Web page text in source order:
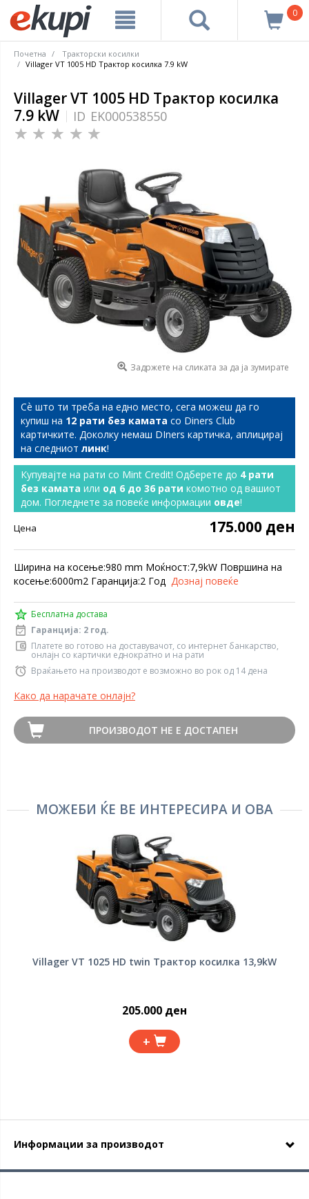
0
Почетна
Тракторски косилки
Villager VT 1005 HD Tрактор косилка 7.9 kW
Villager VT 1005 HD Tрактор косилка
7.9 kW
ID EK000538550
Задржете на сликата за да ја зумирате
Сѐ што ти треба на едно место, сега можеш да го
купиш на 12 рати без камата со Diners Club
картичките. Доколку немаш DIners картичка, аплицирај
на следниот линк!
Купувајте на рати со Mint Credit! Одберете до 4 рати
без камата или од 6 до 36 рати комотно од вашиот
дом. Погледнете за повеќе информации овде!
Цена 175.000 ден
Ширина на косење:980 mm Моќност:7,9kW Површина на
косење:6000m2 Гаранција:2 Год Дознај повеќе
Бесплатна достава
Гаранција: 2 год.
Платете во готово на доставувачот, со интернет банкарство,
онлајн со картички еднократно и на рати
Враќањето на производот е возможно во рок од 14 дена
Како да нарачате онлајн?
ПРОИЗВОДОТ НЕ Е ДОСТАПЕН
МОЖЕБИ ЌЕ ВЕ ИНТЕРЕСИРА И ОВА
Villager VT 1025 HD twin Tрактор косилка 13,9kW
205.000 ден
+
Информации за производот